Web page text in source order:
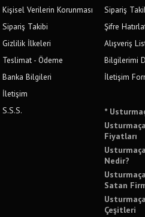
Kişisel Verilerin Korunması
Sipariş Takibi
Gizlilik İlkeleri
Teslimat - Ödeme
Banka Bilgileri
İletişim
S.S.S.
Sipariş
Şifre
Alışveriş
Bilgilerimi
İletişim
*
Fiyatları
Nedir?
Satan
Çeşitleri